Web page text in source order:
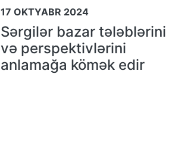
17 OKTYABR 2024
Sərgilər bazar tələblərini
və perspektivlərini
anlamağa kömək edir